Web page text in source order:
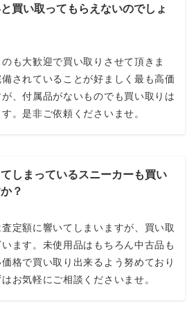
買い取ってもらえないのでしょ
も大歓迎で買い取りさせて頂きま
されていることが好ましく最も高価
、付属品がないものでも買い取りは
。是非ご依頼くださいませ。
しまっているスニーカーも買い
？
定額に響いてしまいますが、買い取
ます。未使用品はもちろん中古品も
格で買い取り出来るよう努めており
お気軽にご相談くださいませ。